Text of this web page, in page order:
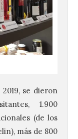
se dieron
1.900
(de los
más de 800